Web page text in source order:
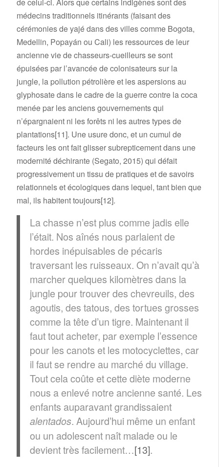
de celui-ci. Alors que certains indigènes sont des
médecins traditionnels itinérants (faisant des
cérémonies de yajé dans des villes comme Bogota,
Medellin, Popayán ou Cali) les ressources de leur
ancienne vie de chasseurs-cueilleurs se sont
épuisées par l’avancée de colonisateurs sur la
jungle, la pollution pétrolière et les aspersions au
glyphosate dans le cadre de la guerre contre la coca
menée par les anciens gouvernements qui
n’épargnaient ni les forêts ni les autres types de
plantations[11]. Une usure donc, et un cumul de
facteurs les ont fait glisser subrepticement dans une
modernité déchirante (Segato, 2015) qui défait
progressivement un tissu de pratiques et de savoirs
relationnels et écologiques dans lequel, tant bien que
mal, ils habitent toujours[12].
La chasse n’est plus comme jadis elle
l’était. Nos aînés nous parlaient de
hordes inépuisables de pécaris
traversant les ruisseaux. On n’avait qu’à
marcher quelques kilomètres dans la
jungle pour trouver des chevreuils, des
agoutis, des tatous, des tortues grosses
comme la tête d’un tigre. Maintenant il
faut tout acheter, par exemple l’essence
pour les canots et les motocyclettes, car
il faut se rendre au marché du village.
Tout cela coûte et cette diète moderne
nous a enlevé notre ancienne santé. Les
enfants auparavant grandissaient
alentados. Aujourd’hui même un enfant
ou un adolescent naît malade ou le
devient très facilement…[13].